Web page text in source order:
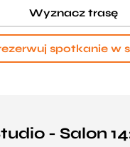
Wyznacz trasę
spotkanie w
- Salon